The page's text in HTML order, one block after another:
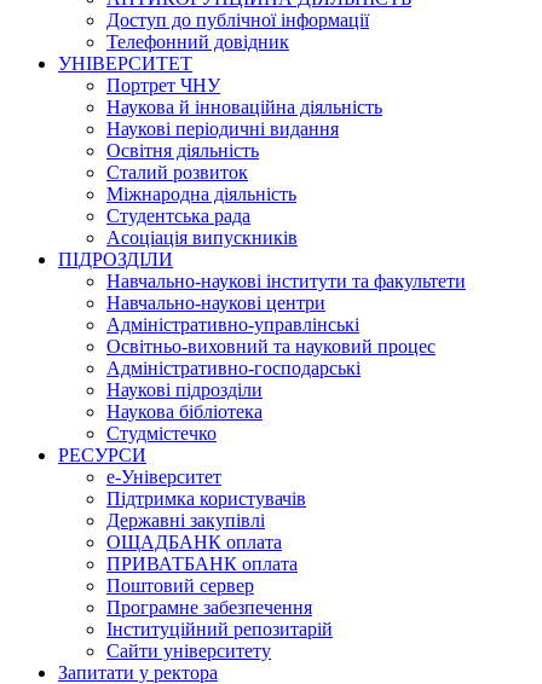
Доступ до публічної інформації
Телефонний довідник
УНІВЕРСИТЕТ
Портрет ЧНУ
Наукова й інноваційна діяльність
Наукові періодичні видання
Освітня діяльність
Сталий розвиток
Міжнародна діяльність
Студентська рада
Асоціація випускників
ПІДРОЗДІЛИ
Навчально-наукові інститути та факультети
Навчально-наукові центри
Адміністративно-управлінські
Освітньо-виховний та науковий процес
Адміністративно-господарські
Наукові підрозділи
Наукова бібліотека
Студмістечко
РЕСУРСИ
е-Університет
Підтримка користувачів
Державні закупівлі
ОЩАДБАНК оплата
ПРИВАТБАНК оплата
Поштовий сервер
Програмне забезпечення
Інституційний репозитарій
Сайти університету
Запитати у ректора